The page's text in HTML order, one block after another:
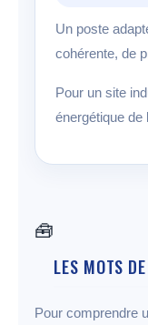
Un poste
cohérente, de
Pour un site
énergétique de
🧰
LES MOTS
Pour comprendre